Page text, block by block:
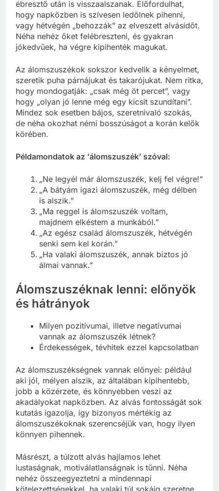
ébresztő után is visszaalszanak. Előfordulhat,
hogy napközben is szívesen ledőlnek pihenni,
vagy hétvégén „behozzák” az elveszett alvásidőt.
Néha nehéz őket felébreszteni, és gyakran
jókedvűek, ha végre kipihenték magukat.
Az álomszuszékok sokszor kedvelik a kényelmet,
szeretik puha párnájukat és takarójukat. Nem ritka,
hogy mondogatják: „csak még öt percet”, vagy
hogy „olyan jó lenne még egy kicsit szundítani”.
Mindez sok esetben bájos, szeretnivaló szokás,
de néha okozhat némi bosszúságot a korán kelők
körében.
Példamondatok az ‘álomszuszék’ szóval:
„Ne legyél már álomszuszék, kelj fel végre!”
„A bátyám igazi álomszuszék, még délben
is alszik.”
„Ma reggel is álomszuszék voltam,
majdnem elkéstem a munkából.”
„Az egész család álomszuszék, hétvégén
senki sem kel korán.”
„Ha valaki álomszuszék, annak biztos jó
álmai vannak.”
Álomszuszéknak lenni: előnyök
és hátrányok
Milyen pozitívumai, illetve negatívumai
vannak az álomszuszék létnek?
Érdekességek, tévhitek ezzel kapcsolatban
Az álomszuszékségnek vannak előnyei: például
aki jól, mélyen alszik, az általában kipihentebb,
jobb a közérzete, és könnyebben veszi az
akadályokat napközben. Az alvás fontosságát sok
kutatás igazolja, így bizonyos mértékig az
álomszuszékoknak szerencséjük van, hogy ilyen
könnyen pihennek.
Másrészt, a túlzott alvás hajlamos lehet
lustaságnak, motiválatlanságnak is tűnni. Néha
nehéz összeegyeztetni a mindennapi
kötelezettségekkel, ha valaki túl sokáig szeretne